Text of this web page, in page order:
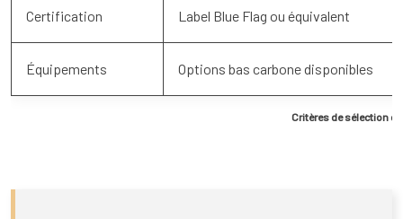
Critères de sélection
Certification Label Blue Flag ou équivalent
Équipements Options bas carbone disponibles